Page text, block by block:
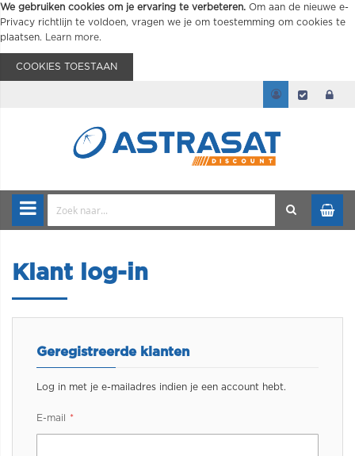
We gebruiken cookies om je ervaring te verbeteren. Om aan de nieuwe e-
Privacy richtlijn te voldoen, vragen we je om toestemming om cookies te
plaatsen.
Learn more.
COOKIES TOESTAAN
Klant log-in
Geregistreerde klanten
Log in met je e-mailadres indien je een account hebt.
E-mail